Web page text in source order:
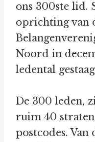
ons 300ste lid.
oprichting van
Noord in
ledental
De 300 leden,
ruim 40
postcodes. Van